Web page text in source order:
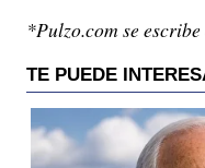
*Pulzo.com se